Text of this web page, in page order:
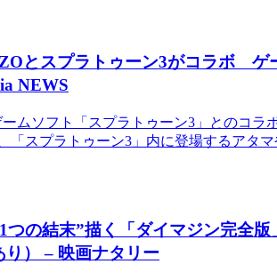
とスプラトゥーン3がコラボ ゲ
NEWS
ムソフト「スプラトゥーン3」とのコ
スプラトゥーン3」内に登場するアタ
つの結末”描く「ダイマジン完全
） – 映画ナタリー